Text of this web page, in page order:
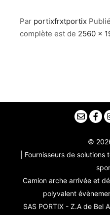
Par portixfrxtportix
complète est de 2560 ×
©
| Fournisseurs de
Camion arche arrivée et
polyvalent
SAS PORTIX - Z.A de Bel